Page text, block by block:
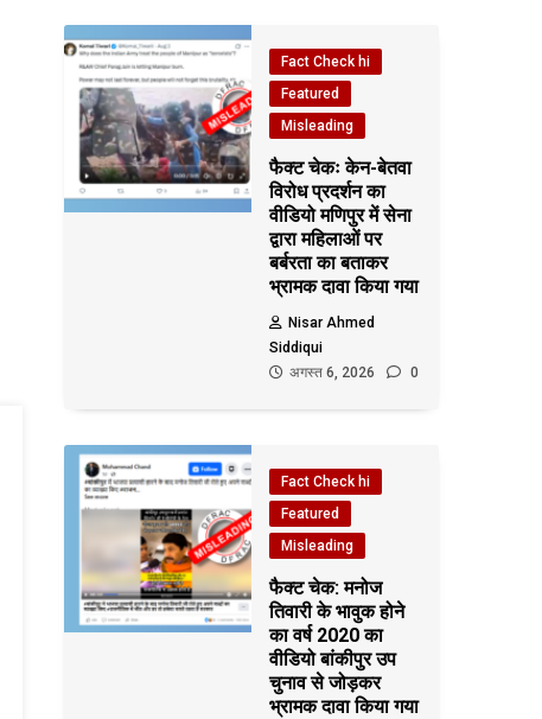
Fact Check hi
Featured
Misleading
फैक्ट चेकः केन-बेतवा
विरोध प्रदर्शन का
वीडियो मणिपुर में सेना
द्वारा महिलाओं पर
बर्बरता का बताकर
भ्रामक दावा किया गया
Nisar Ahmed
Siddiqui
अगस्त 6, 2026
0
Fact Check hi
Featured
Misleading
फैक्ट चेक: मनोज
तिवारी के भावुक होने
का वर्ष 2020 का
वीडियो बांकीपुर उप
चुनाव से जोड़कर
भ्रामक दावा किया गया